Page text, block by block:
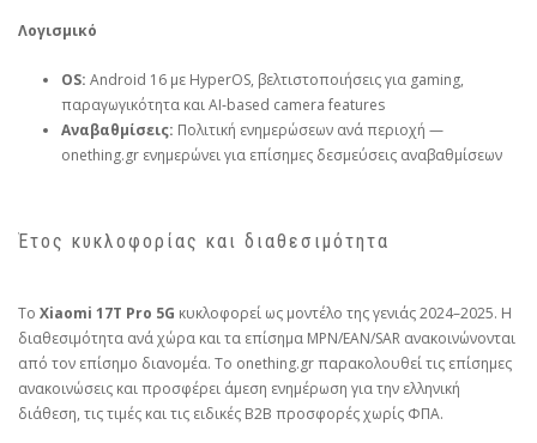
Λογισμικό
OS: Android 16 με HyperOS, βελτιστοποιήσεις για gaming,
παραγωγικότητα και AI‑based camera features
Αναβαθμίσεις: Πολιτική ενημερώσεων ανά περιοχή —
onething.gr ενημερώνει για επίσημες δεσμεύσεις αναβαθμίσεων
Έτος κυκλοφορίας και διαθεσιμότητα
Το Xiaomi 17T Pro 5G κυκλοφορεί ως μοντέλο της γενιάς 2024–2025. Η
διαθεσιμότητα ανά χώρα και τα επίσημα MPN/EAN/SAR ανακοινώνονται
από τον επίσημο διανομέα. Το onething.gr παρακολουθεί τις επίσημες
ανακοινώσεις και προσφέρει άμεση ενημέρωση για την ελληνική
διάθεση, τις τιμές και τις ειδικές B2B προσφορές χωρίς ΦΠΑ.